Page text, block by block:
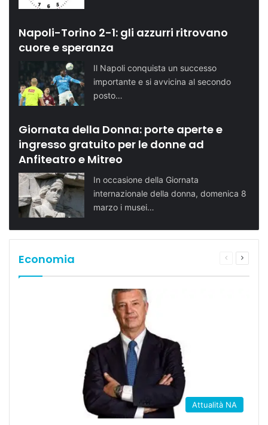
Napoli-Torino 2-1: gli azzurri ritrovano
cuore e speranza
Il Napoli conquista un successo
importante e si avvicina al secondo
posto…
Giornata della Donna: porte aperte e
ingresso gratuito per le donne ad
Anfiteatro e Mitreo
In occasione della Giornata
internazionale della donna, domenica 8
marzo i musei…
Economia
Pagina
Attualità NA